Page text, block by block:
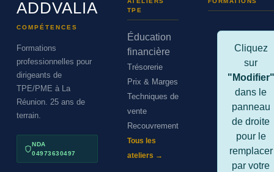
ADDVALIA
COMPÉTENCES
Formations
professionnelles pour
dirigeants de
TPE/PME à La
Réunion. 25 ans de
terrain.
NDA
04973630497
TPE
Éducation
financière
Trésorerie
Prix & Marges
Techniques de
vente
Recouvrement
Tous les
ateliers →
Cliquez
sur
"Modifier"
dans le
panneau
de droite
pour le
remplacer
par votre